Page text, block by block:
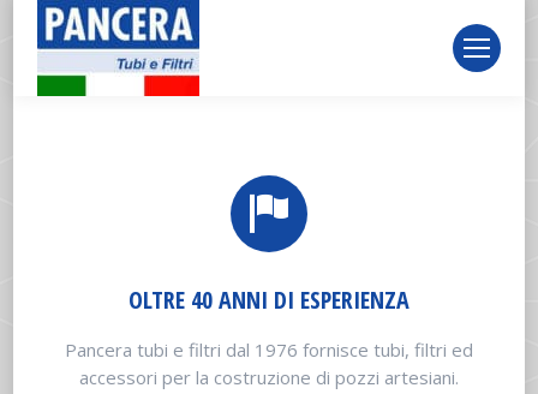
OLTRE 40 ANNI DI ESPERIENZA
Pancera tubi e filtri dal 1976 fornisce tubi, filtri ed
accessori per la costruzione di pozzi artesiani.